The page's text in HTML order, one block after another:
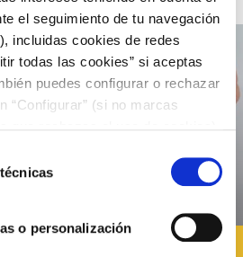
el seguimiento de tu navegación
incluidas cookies de redes
todas las cookies” si aceptas
puedes configurar o rechazar
“Configurar” (si no marcas
o personalización